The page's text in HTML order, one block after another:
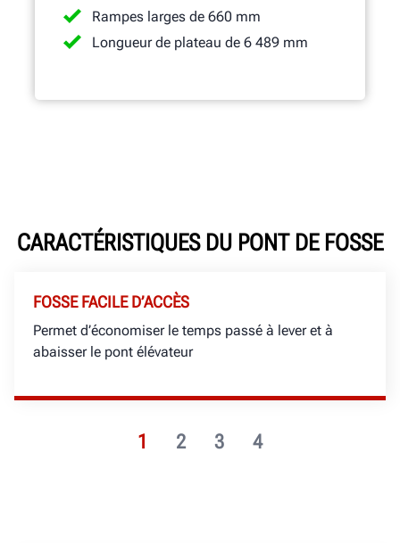
Rampes larges de 660 mm
Longueur de plateau de 6 489 mm
CARACTÉRISTIQUES DU PONT DE FOSSE
1 2 3 4
FOSSE FACILE D’ACCÈS
Permet d’économiser le temps passé à lever et à
abaisser le pont élévateur